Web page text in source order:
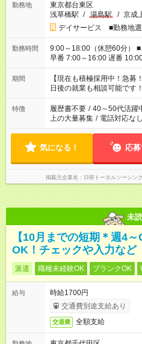
勤務地
東京都台東区
浅草橋駅 / 湯島駅 / 京成
デイサービス ■勤務地選
勤務時間
9:00～18:00（休憩60分） ■ご希望があれば下記シフトもOK！
早番 7:00～16:00 遅番 10:00～19:00 「家族と
い」 「余裕を持って夕飯の
たくない」 など、ご希望を教えて
の方へ 今ご覧のお仕事で希
の勤務時間。 合計で週40
期間
【現在も積極採用中！急
日後の就業も相談可能です！
特徴 履歴書不要 / 40～50代活躍
上の大量募集 / 電話対応なし
気になる！ 応
掲載元企業名 日研トータルソーシン
未読
【10月までの短期＊週4
OK！チェックや入力など
派遣 職種未経験OK ブランクOK
給与
時給1700円
交通費別途支給あり
交通費 全額支給